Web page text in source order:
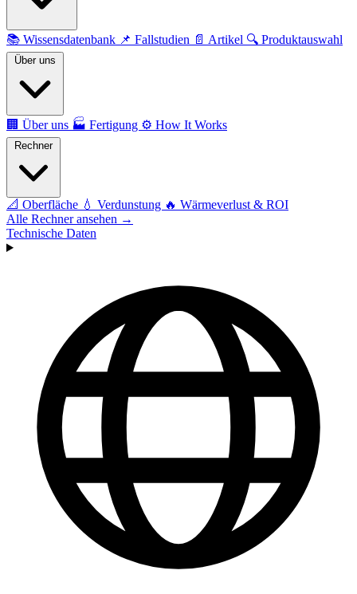
📚 Wissensdatenbank 📌 Fallstudien 📄 Artikel 🔍 Produktauswahl
🏢 Über uns 🏭 Fertigung ⚙️ How It Works
Rechner
📐 Oberfläche 💧 Verdunstung 🔥 Wärmeverlust & ROI
Alle Rechner ansehen →
Technische Daten